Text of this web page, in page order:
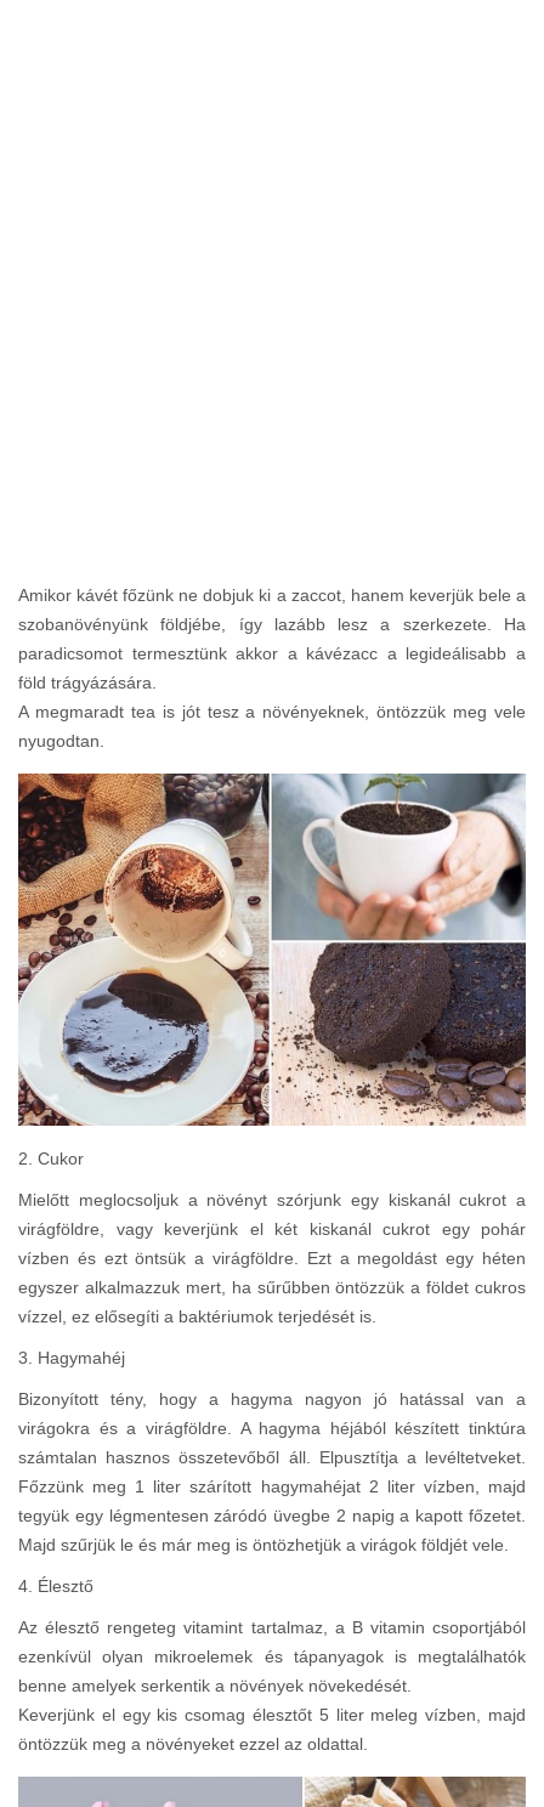
Amikor kávét főzünk ne dobjuk ki a zaccot, hanem keverjük bele a
szobanövényünk földjébe, így lazább lesz a szerkezete. Ha
paradicsomot termesztünk akkor a kávézacc a legideálisabb a
föld trágyázására.
A megmaradt tea is jót tesz a növényeknek, öntözzük meg vele
nyugodtan.
2. Cukor
Mielőtt meglocsoljuk a növényt szórjunk egy kiskanál cukrot a
virágföldre, vagy keverjünk el két kiskanál cukrot egy pohár
vízben és ezt öntsük a virágföldre. Ezt a megoldást egy héten
egyszer alkalmazzuk mert, ha sűrűbben öntözzük a földet cukros
vízzel, ez elősegíti a baktériumok terjedését is.
3. Hagymahéj
Bizonyított tény, hogy a hagyma nagyon jó hatással van a
virágokra és a virágföldre. A hagyma héjából készített tinktúra
számtalan hasznos összetevőből áll. Elpusztítja a levéltetveket.
Főzzünk meg 1 liter szárított hagymahéjat 2 liter vízben, majd
tegyük egy légmentesen záródó üvegbe 2 napig a kapott főzetet.
Majd szűrjük le és már meg is öntözhetjük a virágok földjét vele.
4. Élesztő
Az élesztő rengeteg vitamint tartalmaz, a B vitamin csoportjából
ezenkívül olyan mikroelemek és tápanyagok is megtalálhatók
benne amelyek serkentik a növények növekedését.
Keverjünk el egy kis csomag élesztőt 5 liter meleg vízben, majd
öntözzük meg a növényeket ezzel az oldattal.